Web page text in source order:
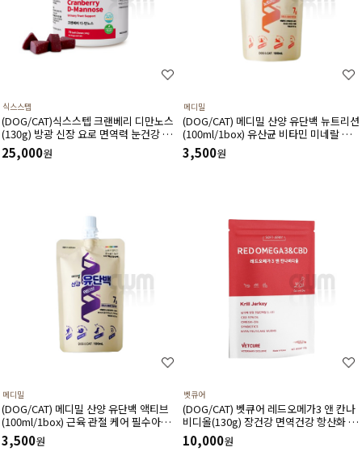
식스스텝
(DOG/CAT)식스스텝 크랜베리 디만노스
(130g) 방광 신장 요로 면역력 눈건강 혈
관건강에 도움 주는 츄어블 타입 영양제
25,000원
메디밀
(DOG/CAT) 메디밀 산양 유단백 뉴트리션
(100ml/1box) 유산균 비타민 미네랄 함
유 한끼 사료 대용 고단백 저지방 영양보
충제
3,500원
메디밀
(DOG/CAT) 메디밀 산양 유단백 액티브
(100ml/1box) 근육 관절 케어 필수아미
노산 아르기닌 함유 한끼 사료 대용 고단
백 저지방 영양보충제
3,500원
벳큐어
(DOG/CAT) 벳큐어 레드오메가3 앤 칸나
비디올(130g) 장건강 면역건강 항산화 피
부건강 피모건강에 도움
10,000원